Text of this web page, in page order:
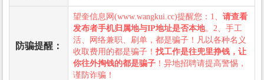
防骗提醒：
望奎信息网(www.wangkui.cc)提醒您：1、 请查看
发布者手机归属地与IP地址是否本地。2、手工
活、网络兼职、刷单，都是骗子！凡以各种名义
收取费用的都是骗子！ 找工作是往兜里挣钱，让
你往外掏钱的都是骗子 ！异地招聘请提高警惕，
谨防诈骗！